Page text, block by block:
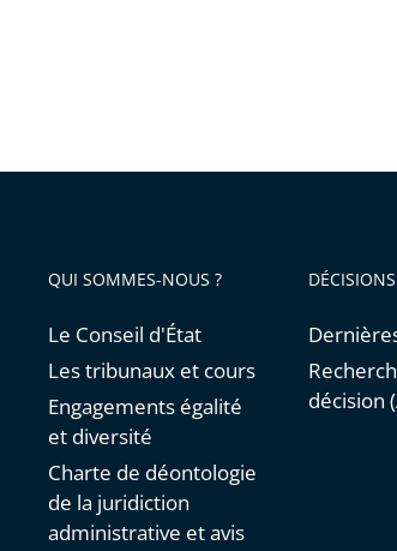
QUI SOMMES-NOUS ?
Le Conseil d'État
Les tribunaux et cours
Engagements égalité
et diversité
Charte de déontologie
de la juridiction
administrative et avis
décision